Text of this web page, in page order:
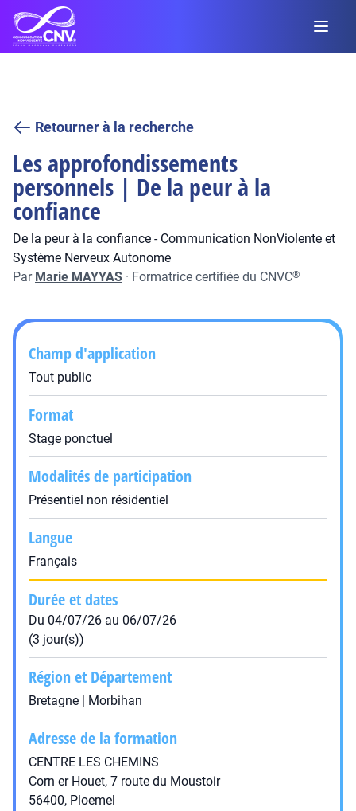
Retourner à la recherche
Les approfondissements
personnels | De la peur à la
confiance
De la peur à la confiance - Communication NonViolente et
Système Nerveux Autonome
Par Marie MAYYAS · Formatrice certifiée du CNVC®
Champ d'application
Tout public
Format
Stage ponctuel
Modalités de participation
Présentiel non résidentiel
Langue
Français
Durée et dates
Du 04/07/26 au 06/07/26
(3 jour(s))
Région et Département
Bretagne | Morbihan
Adresse de la formation
CENTRE LES CHEMINS
Corn er Houet, 7 route du Moustoir
56400, Ploemel